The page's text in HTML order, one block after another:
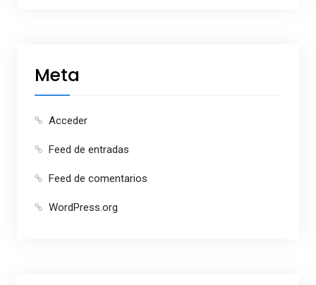
Meta
Acceder
Feed de entradas
Feed de comentarios
WordPress.org